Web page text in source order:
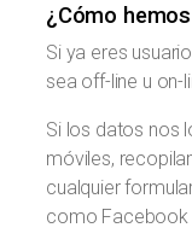
¿Cómo
Si ya eres
sea off-line u
Si los datos nos
móviles,
cualquier
como Facebook